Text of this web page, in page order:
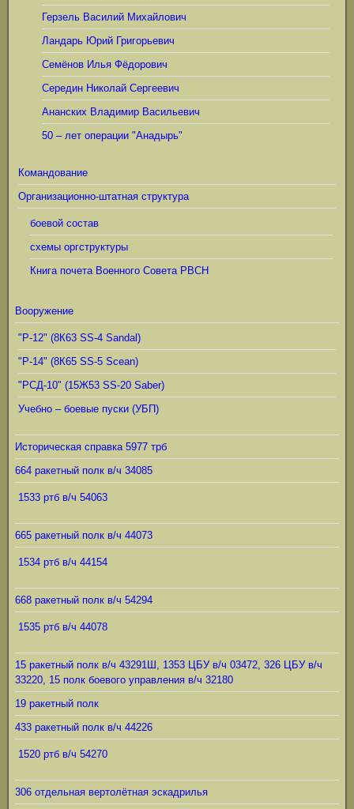
Герзель Василий Михайлович
Ландарь Юрий Григорьевич
Семёнов Илья Фёдорович
Середин Николай Сергеевич
Ананских Владимир Васильевич
50 – лет операции "Анадырь"
Командование
Организационно-штатная структура
боевой состав
схемы оргструктуры
Книга почета Военного Совета РВСН
Вооружение
"Р-12" (8К63 SS-4 Sandal)
"Р-14" (8К65 SS-5 Scean)
"РСД-10" (15Ж53 SS-20 Saber)
Учебно – боевые пуски (УБП)
Историческая справка 5977 трб
664 ракетный полк в/ч 34085
1533 ртб в/ч 54063
665 ракетный полк в/ч 44073
1534 ртб в/ч 44154
668 ракетный полк в/ч 54294
1535 ртб в/ч 44078
15 ракетный полк в/ч 43291Ш, 1353 ЦБУ в/ч 03472, 326 ЦБУ в/ч
33220, 15 полк боевого управления в/ч 32180
19 ракетный полк
433 ракетный полк в/ч 44226
1520 ртб в/ч 54270
306 отдельная вертолётная эскадрилья